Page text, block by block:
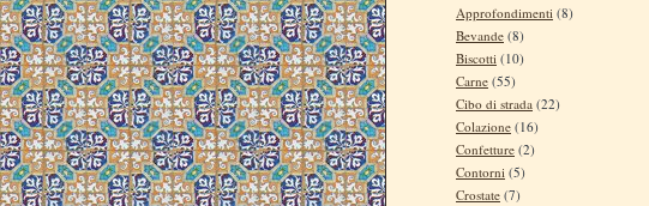
Approfondimenti (8)
Bevande (8)
Biscotti (10)
Carne (55)
Cibo di strada (22)
Colazione (16)
Confetture (2)
Contorni (5)
Crostate (7)